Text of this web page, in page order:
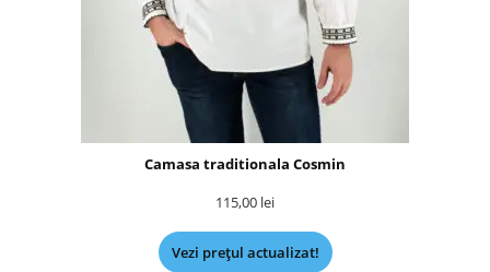
Camasa traditionala Cosmin
115,00 lei
Vezi prețul actualizat!